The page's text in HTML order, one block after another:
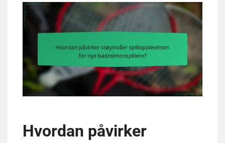
Hvordan påvirker